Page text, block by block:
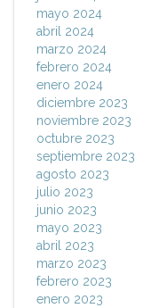
mayo 2024
abril 2024
marzo 2024
febrero 2024
enero 2024
diciembre 2023
noviembre 2023
octubre 2023
septiembre 2023
agosto 2023
julio 2023
junio 2023
mayo 2023
abril 2023
marzo 2023
febrero 2023
enero 2023